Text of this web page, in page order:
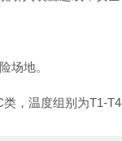
地。
温度组别为T1-T4